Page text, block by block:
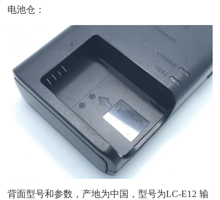
电池仓：
背面型号和参数，产地为中国，型号为LC-E12 输